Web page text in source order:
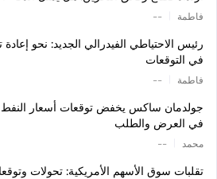
فاطمة --
رئيس الاحتياطي الفيدرالي الجديد: نحو
في التوقعات
فاطمة --
في العرض والطلب
محمد --
تقلبات سوق الأسهم الأمريكية: تحولات